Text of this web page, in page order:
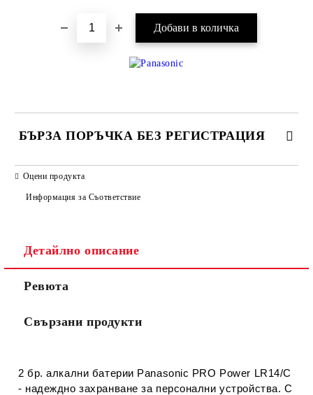
БЪРЗА ПОРЪЧКА БЕЗ РЕГИСТРАЦИЯ
Съгласен съм с
Ние ще се свържем с вас в рамките на работния ден.
Оцени продукта
Информация за Съответствие
Детайлно описание
Ревюта
Свързани продукти
2 бр. алкални батерии Panasonic PRO Power LR14/C
- надеждно захранване за персонални устройства. С